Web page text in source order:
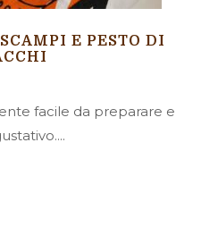
E PESTO DI
facile da preparare e